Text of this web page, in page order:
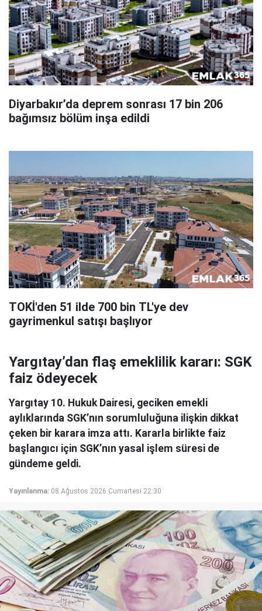
Diyarbakır’da deprem sonrası 17 bin 206
bağımsız bölüm inşa edildi
TOKİ'den 51 ilde 700 bin TL'ye dev
gayrimenkul satışı başlıyor
Yargıtay’dan flaş emeklilik kararı: SGK
faiz ödeyecek
Yargıtay 10. Hukuk Dairesi, geciken emekli
aylıklarında SGK’nın sorumluluğuna ilişkin dikkat
çeken bir karara imza attı. Kararla birlikte faiz
başlangıcı için SGK’nın yasal işlem süresi de
gündeme geldi.
Yayınlanma: 08 Ağustos 2026 Cumartesi 22:30